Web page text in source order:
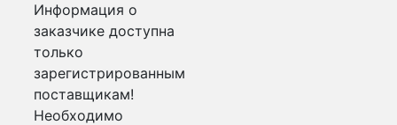
Информация о
заказчике доступна
только
зарегистрированным
поставщикам!
Необходимо